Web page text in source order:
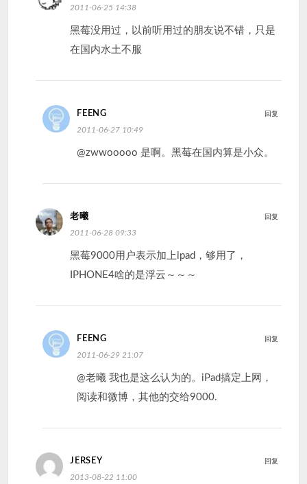
2011-06-25 14:38
黑莓没用过，以前听用过的朋友说不错，只是
在国内水土不服
FEENG
2011-06-27 10:49
@zwwooooo 是啊。黑莓在国内算是小众。
回复
老曦
2011-06-28 09:33
黑莓9000用户表示加上ipad，够用了，
IPHONE4啥的是浮云～～～
回复
FEENG
2011-06-29 21:07
@老曦 我也是这么认为的。iPad搞定上网，
阅读和微博，其他的交给9000.
回复
JERSEY
2013-08-22 11:00
回复